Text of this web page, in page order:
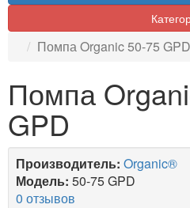
Помпа Organic 50-75 GPD
Помпа
GPD
Производитель: Organic®
Модель: 50-75 GPD
0 отзывов